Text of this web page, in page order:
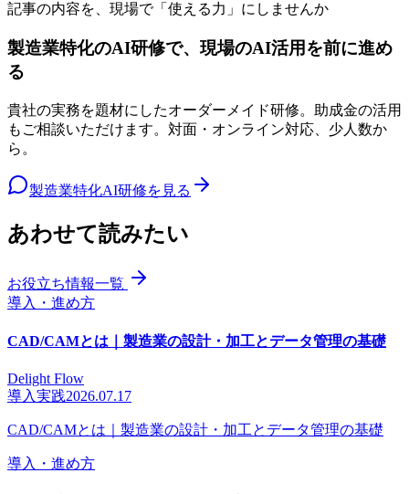
記事の内容を、現場で「使える力」にしませんか
製造業特化のAI研修で、現場のAI活用を前に進め
る
貴社の実務を題材にしたオーダーメイド研修。助成金の活用
もご相談いただけます。対面・オンライン対応、少人数か
ら。
製造業特化AI研修を見る
あわせて読みたい
お役立ち情報一覧
導入・進め方
CAD/CAMとは｜製造業の設計・加工とデータ管理の基礎
Delight Flow
導入実践2026.07.17
CAD/CAMとは｜製造業の設計・加工とデータ管理の基礎
導入・進め方